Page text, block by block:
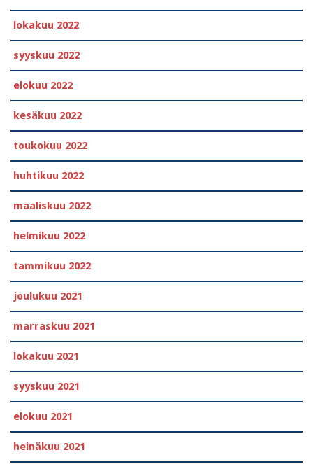
lokakuu 2022
syyskuu 2022
elokuu 2022
kesäkuu 2022
toukokuu 2022
huhtikuu 2022
maaliskuu 2022
helmikuu 2022
tammikuu 2022
joulukuu 2021
marraskuu 2021
lokakuu 2021
syyskuu 2021
elokuu 2021
heinäkuu 2021